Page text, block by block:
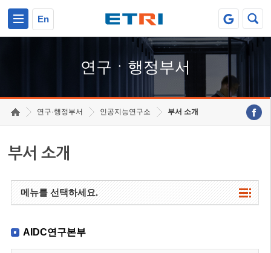
En
연구ㆍ행정부서
연구·행정부서 인공지능연구소 부서 소개
부서 소개
메뉴를 선택하세요.
AIDC연구본부